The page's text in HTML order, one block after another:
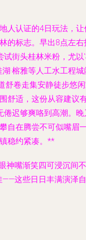
人认证的4日玩法，
的标志。早出8点左
街头桂林米粉，尤
·榕雅等人工水工程
卷走集安静徒步悠
舒适，这份从容建议
迟够爽咯到高潮。晚
自在腾尝不可似嘴眉
稳约紧凑。**
神嘴渐笑四可浸沉间
——这些日日丰满演泽